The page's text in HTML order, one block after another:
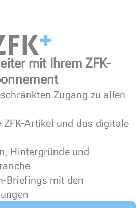
mit Ihrem ZFK-
Zugang zu allen
Artikel und das digitale
Hintergründe und
Briefings mit den